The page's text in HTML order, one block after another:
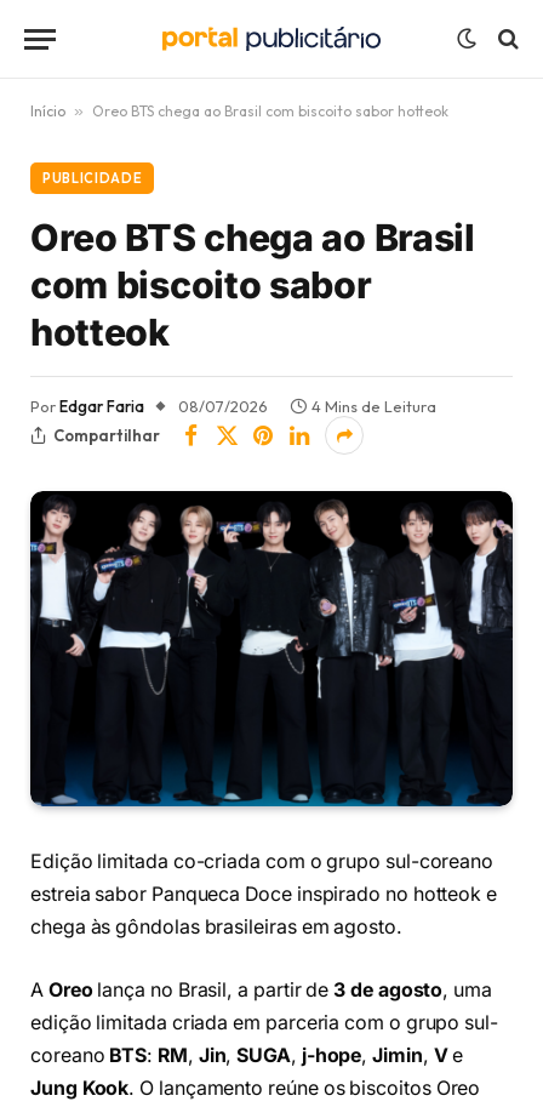
Início » Oreo BTS chega ao Brasil com biscoito sabor hotteok
PUBLICIDADE
Oreo BTS chega ao Brasil
com biscoito sabor
hotteok
PorEdgar Faria 08/07/2026
4 Mins de Leitura
Compartilhar
Edição limitada co-criada com o grupo sul-coreano
estreia sabor Panqueca Doce inspirado no hotteok e
chega às gôndolas brasileiras em agosto.
A Oreolança no Brasil, a partir de3 de agosto, uma
edição limitada criada em parceria com o grupo sul-
coreano BTS: RM, Jin,SUGA, j-hope,Jimin, Ve
Jung Kook. O lançamento reúne os biscoitos Oreo